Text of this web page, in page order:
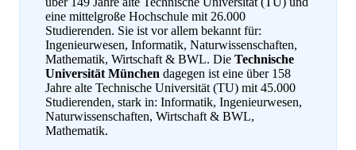
eine mittelgroße Hochschule mit 26.000
Studierenden. Sie ist vor allem bekannt für:
Ingenieurwesen, Informatik, Naturwissenschaften,
Mathematik, Wirtschaft & BWL. Die Technische
Universität München dagegen ist eine über 158
Jahre alte Technische Universität (TU) mit 45.000
Studierenden, stark in: Informatik, Ingenieurwesen,
Naturwissenschaften, Wirtschaft & BWL,
Mathematik.